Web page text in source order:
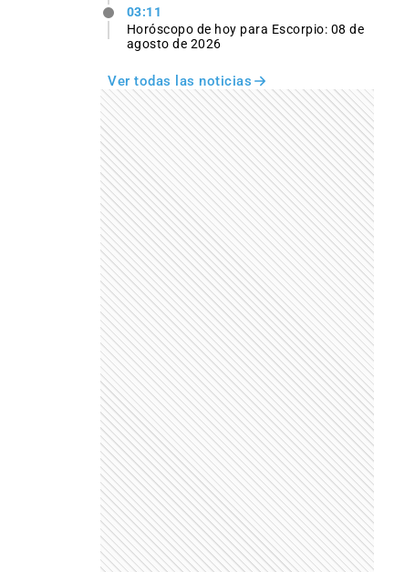
03:11
Horóscopo de hoy para Escorpio: 08 de
agosto de 2026
Ver todas las noticias